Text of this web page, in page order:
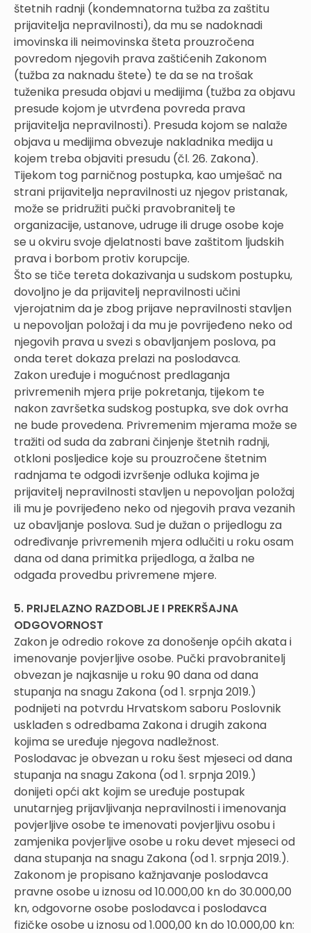
štetnih radnji (kondemnatorna tužba za zaštitu
prijavitelja nepravilnosti), da mu se nadoknadi
imovinska ili neimovinska šteta prouzročena
povredom njegovih prava zaštićenih Zakonom
(tužba za naknadu štete) te da se na trošak
tuženika presuda objavi u medijima (tužba za objavu
presude kojom je utvrđena povreda prava
prijavitelja nepravilnosti). Presuda kojom se nalaže
objava u medijima obvezuje nakladnika medija u
kojem treba objaviti presudu (čl. 26. Zakona).
Tijekom tog parničnog postupka, kao umješač na
strani prijavitelja nepravilnosti uz njegov pristanak,
može se pridružiti pučki pravobranitelj te
organizacije, ustanove, udruge ili druge osobe koje
se u okviru svoje djelatnosti bave zaštitom ljudskih
prava i borbom protiv korupcije.
Što se tiče tereta dokazivanja u sudskom postupku,
dovoljno je da prijavitelj nepravilnosti učini
vjerojatnim da je zbog prijave nepravilnosti stavljen
u nepovoljan položaj i da mu je povrijeđeno neko od
njegovih prava u svezi s obavljanjem poslova, pa
onda teret dokaza prelazi na poslodavca.
Zakon uređuje i mogućnost predlaganja
privremenih mjera prije pokretanja, tijekom te
nakon završetka sudskog postupka, sve dok ovrha
ne bude provedena. Privremenim mjerama može se
tražiti od suda da zabrani činjenje štetnih radnji,
otkloni posljedice koje su prouzročene štetnim
radnjama te odgodi izvršenje odluka kojima je
prijavitelj nepravilnosti stavljen u nepovoljan položaj
ili mu je povrijeđeno neko od njegovih prava vezanih
uz obavljanje poslova. Sud je dužan o prijedlogu za
određivanje privremenih mjera odlučiti u roku osam
dana od dana primitka prijedloga, a žalba ne
odgađa provedbu privremene mjere.
5. PRIJELAZNO RAZDOBLJE I PREKRŠAJNA
ODGOVORNOST
Zakon je odredio rokove za donošenje općih akata i
imenovanje povjerljive osobe. Pučki pravobranitelj
obvezan je najkasnije u roku 90 dana od dana
stupanja na snagu Zakona (od 1. srpnja 2019.)
podnijeti na potvrdu Hrvatskom saboru Poslovnik
usklađen s odredbama Zakona i drugih zakona
kojima se uređuje njegova nadležnost.
Poslodavac je obvezan u roku šest mjeseci od dana
stupanja na snagu Zakona (od 1. srpnja 2019.)
donijeti opći akt kojim se uređuje postupak
unutarnjeg prijavljivanja nepravilnosti i imenovanja
povjerljive osobe te imenovati povjerljivu osobu i
zamjenika povjerljive osobe u roku devet mjeseci od
dana stupanja na snagu Zakona (od 1. srpnja 2019.).
Zakonom je propisano kažnjavanje poslodavca
pravne osobe u iznosu od 10.000,00 kn do 30.000,00
kn, odgovorne osobe poslodavca i poslodavca
fizičke osobe u iznosu od 1.000,00 kn do 10.000,00 kn: